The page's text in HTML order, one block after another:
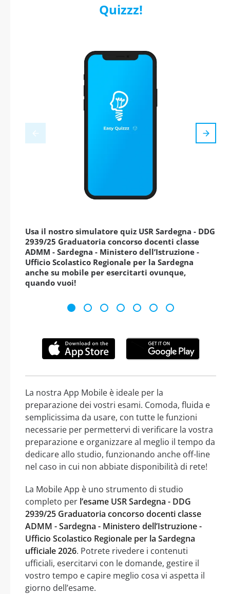
Quizzz!
Usa il nostro simulatore quiz USR Sardegna - DDG
2939/25 Graduatoria concorso docenti classe
ADMM - Sardegna - Ministero dell’Istruzione -
Ufficio Scolastico Regionale per la Sardegna
anche su mobile per esercitarti ovunque,
quando vuoi!
La nostra App Mobile è ideale per la
preparazione dei vostri esami. Comoda, fluida e
semplicissima da usare, con tutte le funzioni
necessarie per permettervi di verificare la vostra
preparazione e organizzare al meglio il tempo da
dedicare allo studio, funzionando anche off-line
nel caso in cui non abbiate disponibilità di rete!
La Mobile App è uno strumento di studio
completo per l’esame USR Sardegna - DDG
2939/25 Graduatoria concorso docenti classe
ADMM - Sardegna - Ministero dell’Istruzione -
Ufficio Scolastico Regionale per la Sardegna
ufficiale 2026. Potrete rivedere i contenuti
ufficiali, esercitarvi con le domande, gestire il
vostro tempo e capire meglio cosa vi aspetta il
giorno dell’esame.